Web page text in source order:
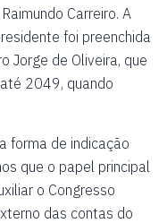
Carreiro. A
foi preenchida
Jorge de Oliveira, que
2049, quando
forma de indicação
que o papel principal
o Congresso
das contas do